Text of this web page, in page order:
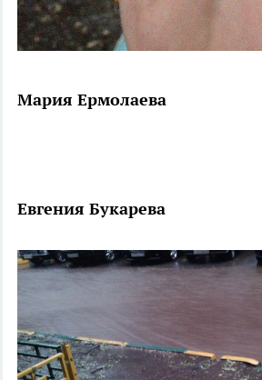
Мария Ермолаева
Евгения Букарева